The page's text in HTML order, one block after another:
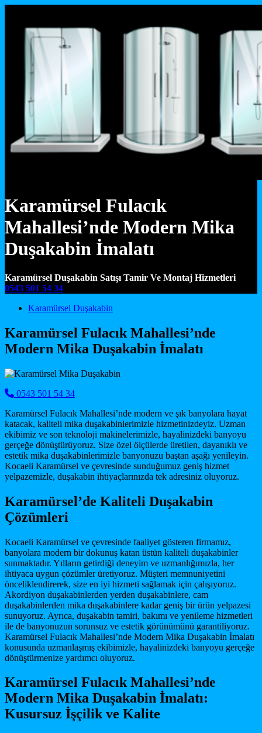
Karamürsel Fulacık
Mahallesi’nde Modern Mika
Duşakabin İmalatı
Karamürsel Duşakabin Satışı Tamir Ve Montaj Hizmetleri
0543 501 54 34
Main Navigation
Karamürsel Duşakabin
Karamürsel Fulacık Mahallesi’nde
Modern Mika Duşakabin İmalatı
0543 501 54 34
Karamürsel Fulacık Mahallesi’nde modern ve şık banyolara hayat
katacak, kaliteli mika duşakabinlerimizle hizmetinizdeyiz. Uzman
ekibimiz ve son teknoloji makinelerimizle, hayalinizdeki banyoyu
gerçeğe dönüştürüyoruz. Size özel ölçülerde üretilen, dayanıklı ve
estetik mika duşakabinlerimizle banyonuzu baştan aşağı yenileyin.
Kocaeli Karamürsel ve çevresinde sunduğumuz geniş hizmet
yelpazemizle, duşakabin ihtiyaçlarınızda tek adresiniz oluyoruz.
Karamürsel’de Kaliteli Duşakabin
Çözümleri
Kocaeli Karamürsel ve çevresinde faaliyet gösteren firmamız,
banyolara modern bir dokunuş katan üstün kaliteli duşakabinler
sunmaktadır. Yılların getirdiği deneyim ve uzmanlığımızla, her
ihtiyaca uygun çözümler üretiyoruz. Müşteri memnuniyetini
önceliklendirerek, size en iyi hizmeti sağlamak için çalışıyoruz.
Akordiyon duşakabinlerden yerden duşakabinlere, cam
duşakabinlerden mika duşakabinlere kadar geniş bir ürün yelpazesi
sunuyoruz. Ayrıca, duşakabin tamiri, bakımı ve yenileme hizmetleri
ile de banyonuzun sorunsuz ve estetik görünümünü garantiliyoruz.
Karamürsel Fulacık Mahallesi’nde Modern Mika Duşakabin İmalatı
konusunda uzmanlaşmış ekibimizle, hayalinizdeki banyoyu gerçeğe
dönüştürmenize yardımcı oluyoruz.
Karamürsel Fulacık Mahallesi’nde
Modern Mika Duşakabin İmalatı:
Kusursuz İşçilik ve Kalite